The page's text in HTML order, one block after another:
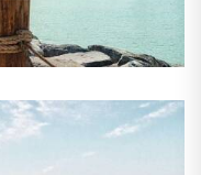
als 60 Kilometern
blaues Wasser
zu